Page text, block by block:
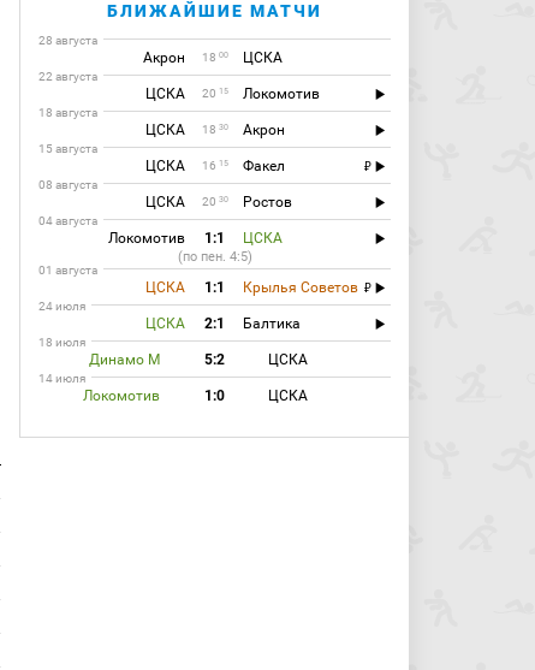
БЛИЖАЙШИЕ МАТЧИ
28 августа
Акрон 18 00 ЦСКА
22 августа
ЦСКА 20 15 Локомотив
18 августа
ЦСКА 18 30 Акрон
15 августа
ЦСКА 16 15 Факел
08 августа
ЦСКА 20 30 Ростов
04 августа
Локомотив 1:1 ЦСКА
(по пен. 4:5)
01 августа
ЦСКА 1:1 Крылья Советов
24 июля
ЦСКА 2:1 Балтика
18 июля
Динамо М 5:2 ЦСКА
14 июля
Локомотив 1:0 ЦСКА